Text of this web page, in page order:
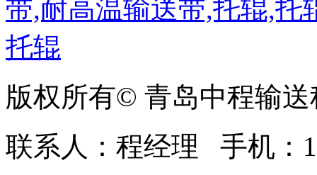
版权所有© 青岛中程输
联系人：程经理 手机：